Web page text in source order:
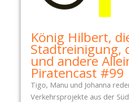
König Hilbert,
Stadtreinigung,
und andere
Piratencast #99
Tigo, Manu und Johanna
Verkehrsprojekte aus der